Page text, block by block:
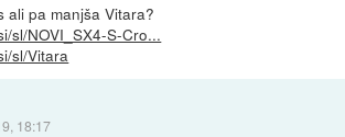
ali pa manjša Vitara?
sl/NOVI_SX4-S-Cro...
sl/Vitara
18:17